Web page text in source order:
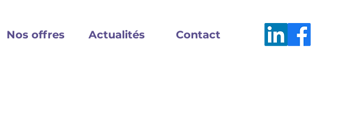
Nos offres Actualités Contact